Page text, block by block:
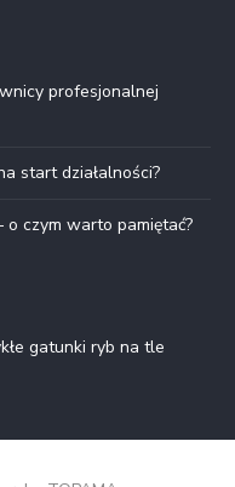
profesjonalnej
start działalności?
o czym warto pamiętać?
gatunki ryb na tle